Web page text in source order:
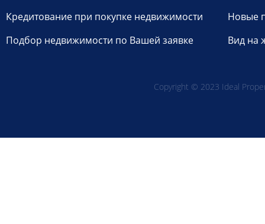
Кредитование при покупке недвижимости
Подбор недвижимости по Вашей заявке
Новые
Вид на
Copyright © 2023 Ideal